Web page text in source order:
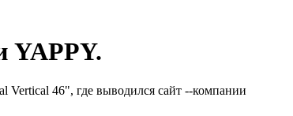
YAPPY.
46", где выводился сайт --компании